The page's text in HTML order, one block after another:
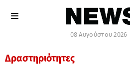
08 Αυγούστου 2026 |
Δραστηριότητες